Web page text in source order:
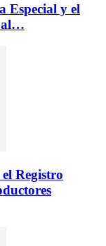
Especial y el
al…
Registro